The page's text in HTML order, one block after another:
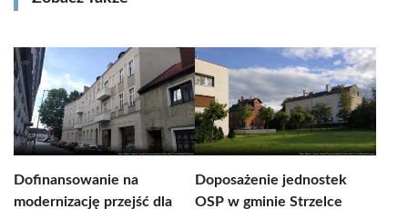
Dofinansowanie na
modernizację przejść dla
Doposażenie jednostek
OSP w gminie Strzelce